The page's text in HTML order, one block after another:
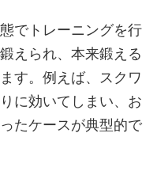
でトレーニングを行
えられ、本来鍛える
す。例えば、スクワ
に効いてしまい、お
たケースが典型的で